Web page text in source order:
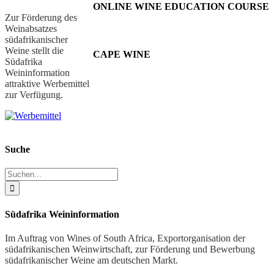
ONLINE WINE EDUCATION COURSE
CAPE WINE
Zur Förderung des
Weinabsatzes
südafrikanischer
Weine stellt die
Südafrika
Weininformation
attraktive Werbemittel
zur Verfügung.
Suche
Suche
nach:
Südafrika Weininformation
Im Auftrag von Wines of South Africa, Exportorganisation der
südafrikanischen Weinwirtschaft, zur Förderung und Bewerbung
südafrikanischer Weine am deutschen Markt.